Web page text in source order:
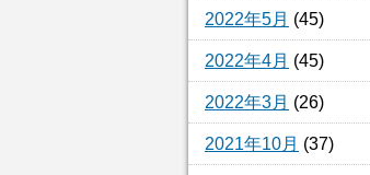
2022年5月 (45)
2022年4月 (45)
2022年3月 (26)
2021年10月 (37)